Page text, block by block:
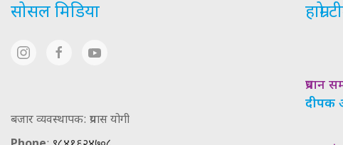
सोसल मिडिया
बजार व्यवस्थापक: प्रयास योगी
हाम्रो
प्रधान
दीपक